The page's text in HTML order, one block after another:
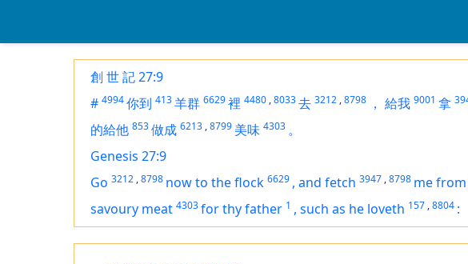
創 世 記 27:9
# 4994你到 413羊群 6629裡 4480 ,8033去 3212 ,8798 ， 給我 9001 拿
的給他 853做成 6213 ,8799 美味 4303 。
Genesis 27:9
Go 3212 ,8798 now to the flock 6629 , and fetch 3947 ,8798 me
savoury meat 4303for thy father 1 , such as he loveth 157 ,8804 :